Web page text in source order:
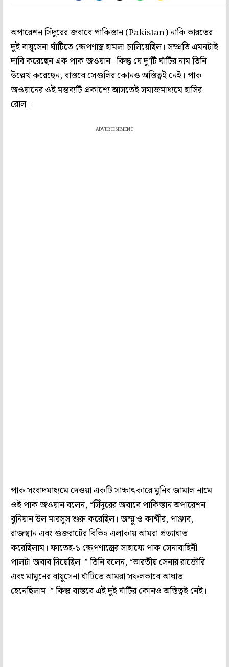
অপারেশন সিঁদুরের জবাবে পাকিস্তান (Pakistan) নাকি ভারতের
দুই বায়ুসেনা ঘাঁটিতে ক্ষেপণাস্ত্র হামলা চালিয়েছিল। সম্প্রতি এমনটাই
দাবি করেছেন এক পাক জওয়ান। কিন্তু যে দু’টি ঘাঁটির নাম তিনি
উল্লেখ করেছেন, বাস্তবে সেগুলির কোনও অস্তিত্বই নেই। পাক
জওয়ানের ওই মন্তব্যটি প্রকাশ্যে আসতেই সমাজমাধ্যমে হাসির
রোল।
ADVERTISEMENT
পাক সংবাদমাধ্যমে দেওয়া একটি সাক্ষাৎকারে মুনিব জামাল নামে
ওই পাক জওয়ান বলেন, “সিঁদুরের জবাবে পাকিস্তান অপারেশন
বুনিয়ান উল মারসুস শুরু করেছিল। জম্মু ও কাশ্মীর, পাঞ্জাব,
রাজস্থান এবং গুজরাটের বিভিন্ন এলাকায় আমরা প্রত্যাঘাত
করেছিলাম। ফাতেহ-১ ক্ষেপণাস্ত্রের সাহায্যে পাক সেনাবাহিনী
পালটা জবাব দিয়েছিল।” তিনি বলেন, “ভারতীয় সেনার রাজৌরি
এবং মামুনের বায়ুসেনা ঘাঁটিতে আমরা সফলভাবে আঘাত
হেনেছিলাম।” কিন্তু বাস্তবে এই দুই ঘাঁটির কোনও অস্তিত্বই নেই।